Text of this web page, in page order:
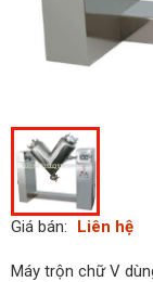
Giá bán: Liên hệ
Máy trộn chữ V